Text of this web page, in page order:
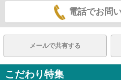
電話でお問
メールで共有する
こだわり特集